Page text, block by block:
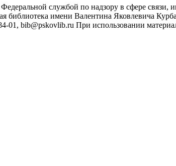
службой по надзору в сфере
библиотека имени Валентина Яковлевича
01, bib@pskovlib.ru При использовании